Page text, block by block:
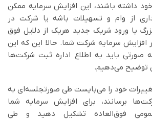
داشته باشند، این افزایش سرمایه ممکن
از وام و تسهیلات باشه یا شرکت در
یا ورود شریک جدید هریک از دلایل فوق
افزایش سرمایه شرکت شما. حالا این که این
صورتی باید به اطلاع اداره ثبت شرکت‌ها
توضیح می‌دهیم.
خود را می‌بایست طی صورتجلسه‌ای به
برسانند، برای افزایش سرمایه شما
فوق‌العاده تشکیل دهید و طی